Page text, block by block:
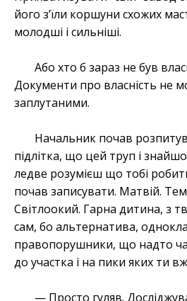
його з’їли коршуни схожих
молодші і сильніші.
Або хто б зараз не був
Документи про власність не
заплутаними.
Начальник почав
підлітка, що цей труп і
ледве розумієш що тобі
почав записувати. Матвій.
Світлоокий. Гарна дитина, з
сам, бо альтернатива,
правопорушники, що надто
до участка і на пики яких ти
— Просто гуляв.